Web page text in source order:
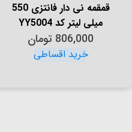
قمقمه نی دار فانتزی 550
میلی لیتر کد YY5004
806,000 تومان